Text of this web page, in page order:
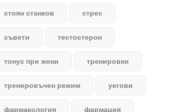
стоян станков стрес
съвети тестостерон
тонус при жени тренировки
тренировъчен режим уегови
фармакология фармация